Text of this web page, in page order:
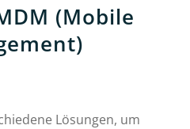
(Mobile
Lösungen, um